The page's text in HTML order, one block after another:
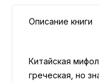
Описание книги
Китайская
греческая, но